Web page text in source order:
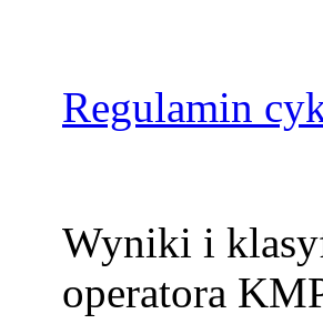
Regulamin
Wyniki i
operatora